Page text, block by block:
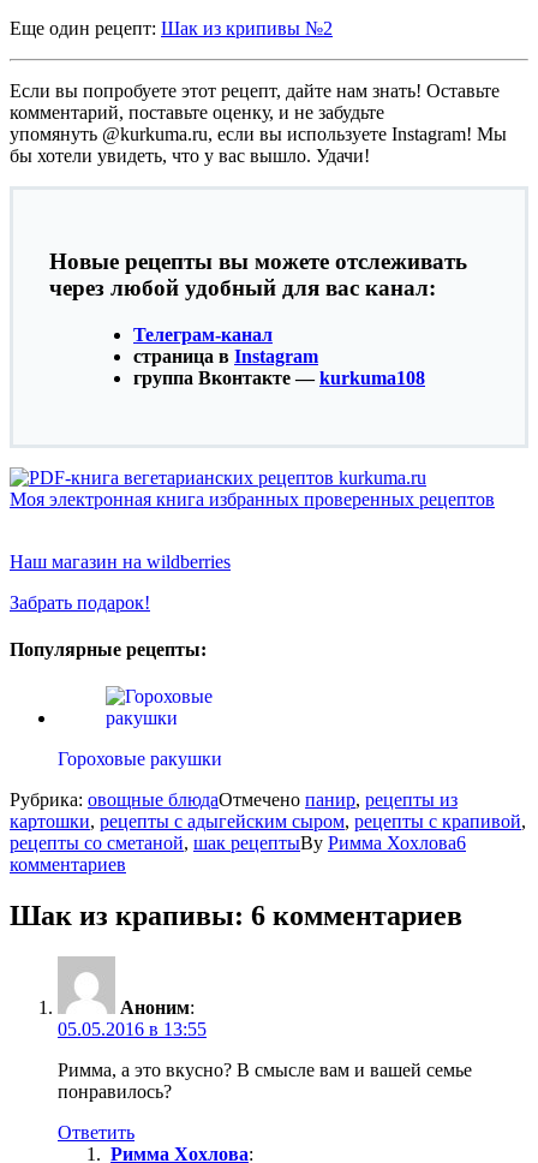
Еще один рецепт: Шак из крипивы №2
Если вы попробуете этот рецепт, дайте нам знать! Оставьте
комментарий, поставьте оценку, и не забудьте
упомянуть @kurkuma.ru, если вы используете Instagram! Мы
бы хотели увидеть, что у вас вышло. Удачи!
Новые рецепты вы можете отслеживать
через любой удобный для вас канал:
Телеграм-канал
страница в Instagram
группа Вконтакте —kurkuma108
Моя электронная книга избранных проверенных рецептов
Наш магазин на wildberries
Забрать подарок!
Популярные рецепты:
Гороховые ракушки
Рубрика: овощные блюдаОтмечено панир, рецепты из
картошки, рецепты с адыгейским сыром, рецепты с крапивой,
рецепты со сметаной, шак рецептыBy Римма Хохлова6
комментариев
Шак из крапивы: 6 комментариев
Аноним:
05.05.2016 в 13:55
Римма, а это вкусно? В смысле вам и вашей семье
понравилось?
Ответить
Римма Хохлова: